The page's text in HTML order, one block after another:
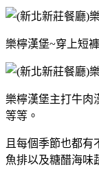
樂檸漢堡~穿上短
樂檸漢堡主打牛肉
等等。
且每個季節也都
魚排以及糖醋海味